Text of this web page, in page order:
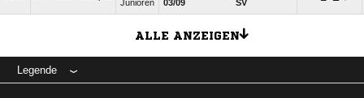
Junioren
03/​09
SV
ALLE ANZEIGEN
Legende